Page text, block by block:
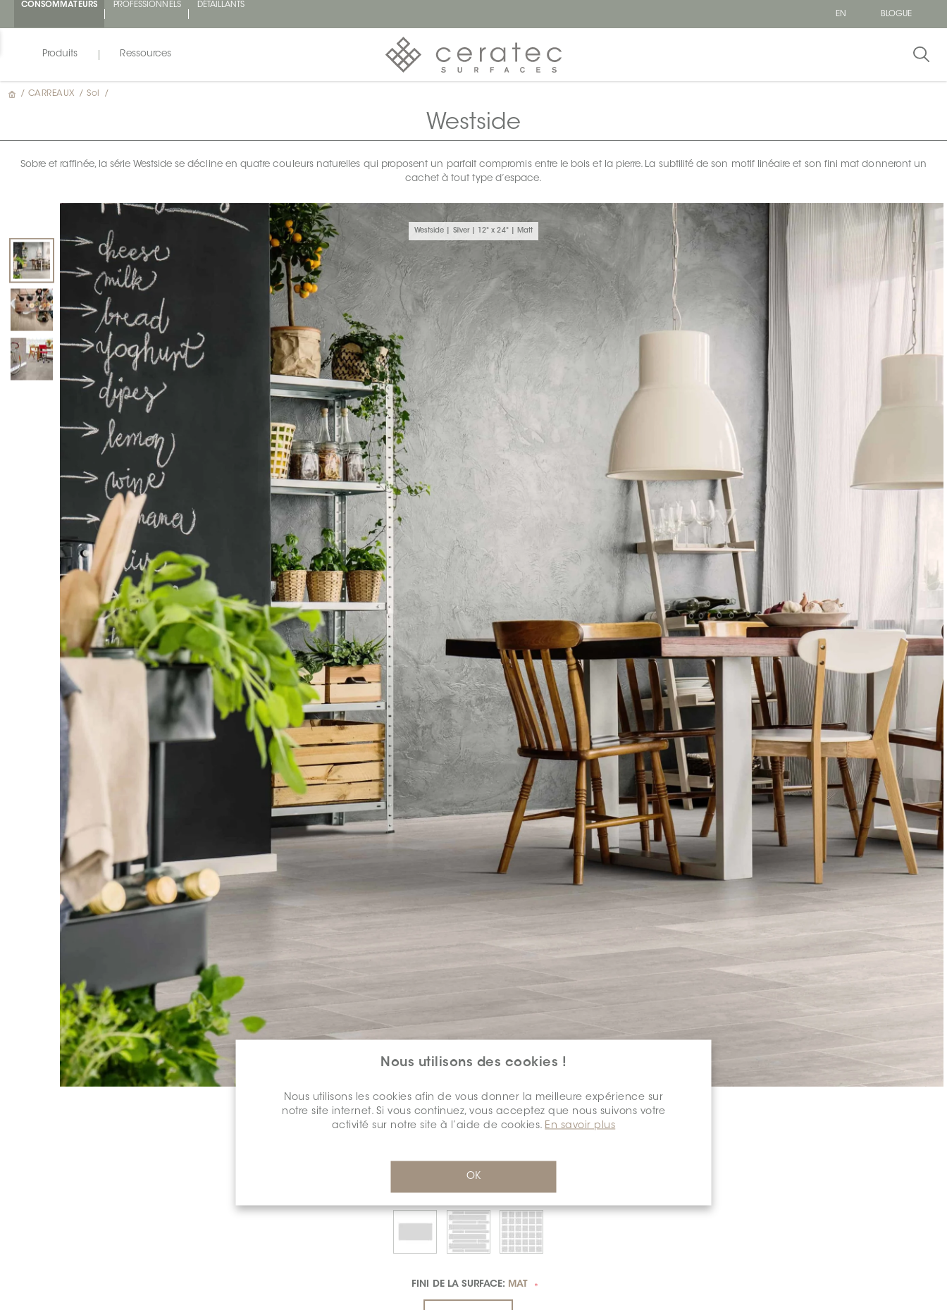
CONSOMMATEURS PROFESSIONNELS
DÉTAILLANTS
EN
BLOGUE
Produits Ressources
Nous utilisons des cookies !
Nous utilisons les cookies afin de vous donner la meilleure expérience sur
notre site internet. Si vous continuez, vous acceptez que nous suivons votre
activité sur notre site à l’aide de cookies. En savoir plus
OK
/ CARREAUX / Sol /
Westside
Sobre et raffinée, la série Westside se décline en quatre couleurs naturelles qui proposent un parfait compromis entre le bois et la pierre. La subtilité de son motif linéaire et son fini mat donneront un
cachet à tout type d’espace.
Westside | Silver | 12" x 24" | Matt
COULEUR: *
SÉLECTIONNEZ UNEDIMENSION:
FINI DE LA SURFACE: MAT *